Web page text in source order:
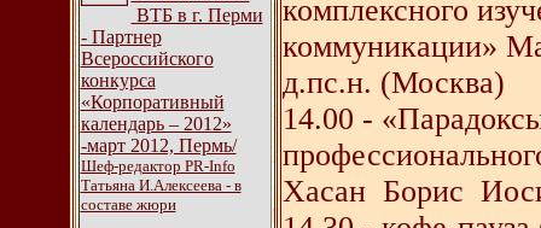
ВТБ в г. Перми
- Партнер
Всероссийского
конкурса
«Корпоративный
календарь – 2012»
-март 2012, Пермь/
Шеф-редактор PR-Info
Татьяна И.Алексеева - в
составе жюри
комплексного
коммуникации»
д.пс.н. (Москва)
14.00 -
Хасан Борис